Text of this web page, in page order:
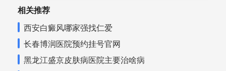
相关推荐
西安白癜风哪家强找仁爱
长春博润医院预约挂号官网
黑龙江盛京皮肤病医院主要治啥病